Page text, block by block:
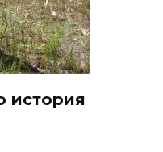
история